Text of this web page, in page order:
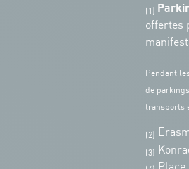
(1)
offertes
Pendant
de
transports
(2)
(3)